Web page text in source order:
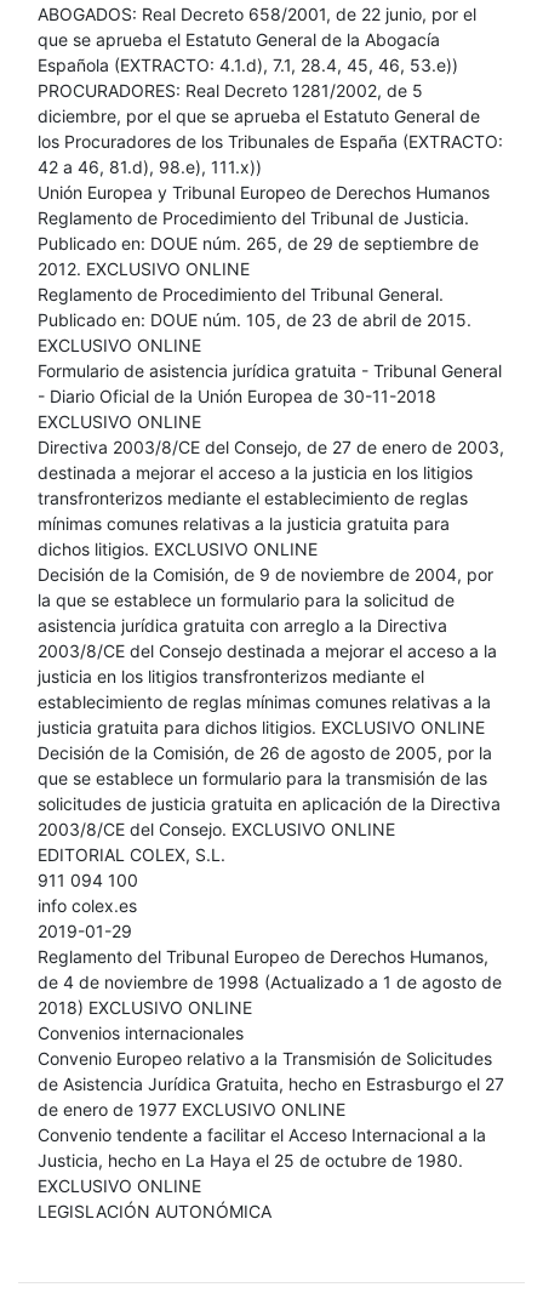
ABOGADOS: Real Decreto 658/2001, de 22 junio, por el
que se aprueba el Estatuto General de la Abogacía
Española (EXTRACTO: 4.1.d), 7.1, 28.4, 45, 46, 53.e))
PROCURADORES: Real Decreto 1281/2002, de 5
diciembre, por el que se aprueba el Estatuto General de
los Procuradores de los Tribunales de España (EXTRACTO:
42 a 46, 81.d), 98.e), 111.x))
Unión Europea y Tribunal Europeo de Derechos Humanos
Reglamento de Procedimiento del Tribunal de Justicia.
Publicado en: DOUE núm. 265, de 29 de septiembre de
2012. EXCLUSIVO ONLINE
Reglamento de Procedimiento del Tribunal General.
Publicado en: DOUE núm. 105, de 23 de abril de 2015.
EXCLUSIVO ONLINE
Formulario de asistencia jurídica gratuita - Tribunal General
- Diario Oficial de la Unión Europea de 30-11-2018
EXCLUSIVO ONLINE
Directiva 2003/8/CE del Consejo, de 27 de enero de 2003,
destinada a mejorar el acceso a la justicia en los litigios
transfronterizos mediante el establecimiento de reglas
mínimas comunes relativas a la justicia gratuita para
dichos litigios. EXCLUSIVO ONLINE
Decisión de la Comisión, de 9 de noviembre de 2004, por
la que se establece un formulario para la solicitud de
asistencia jurídica gratuita con arreglo a la Directiva
2003/8/CE del Consejo destinada a mejorar el acceso a la
justicia en los litigios transfronterizos mediante el
establecimiento de reglas mínimas comunes relativas a la
justicia gratuita para dichos litigios. EXCLUSIVO ONLINE
Decisión de la Comisión, de 26 de agosto de 2005, por la
que se establece un formulario para la transmisión de las
solicitudes de justicia gratuita en aplicación de la Directiva
2003/8/CE del Consejo. EXCLUSIVO ONLINE
EDITORIAL COLEX, S.L.
911 094 100
info colex.es
2019-01-29
Reglamento del Tribunal Europeo de Derechos Humanos,
de 4 de noviembre de 1998 (Actualizado a 1 de agosto de
2018) EXCLUSIVO ONLINE
Convenios internacionales
Convenio Europeo relativo a la Transmisión de Solicitudes
de Asistencia Jurídica Gratuita, hecho en Estrasburgo el 27
de enero de 1977 EXCLUSIVO ONLINE
Convenio tendente a facilitar el Acceso Internacional a la
Justicia, hecho en La Haya el 25 de octubre de 1980.
EXCLUSIVO ONLINE
LEGISLACIÓN AUTONÓMICA